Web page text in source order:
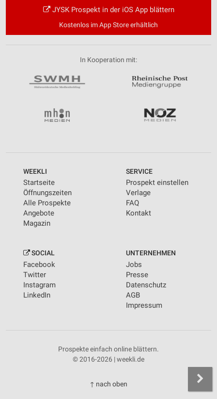
JYSK Prospekt in der iOS App blättern
Kostenlos im App Store erhältlich
In Kooperation mit:
WEEKLI
Startseite
Öffnungszeiten
Alle Prospekte
Angebote
Magazin
SERVICE
Prospekt einstellen
Verlage
FAQ
Kontakt
SOCIAL
Facebook
Twitter
Instagram
LinkedIn
UNTERNEHMEN
Jobs
Presse
Datenschutz
AGB
Impressum
Prospekte einfach online blättern.
© 2016-2026 | weekli.de
↑ nach oben